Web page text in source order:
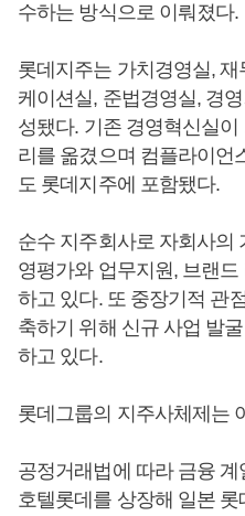
수하는 방식으로 이뤄졌다.
롯데지주는 가치경영실, 재
케이션실, 준법경영실, 경
성됐다. 기존 경영혁신실
리를 옮겼으며 컴플라이언
도 롯데지주에 포함됐다.
순수 지주회사로 자회사의
영평가와 업무지원, 브랜
하고 있다. 또 중장기적 관
축하기 위해 신규 사업 발
하고 있다.
롯데그룹의 지주사체제는
공정거래법에 따라 금융
호텔롯데를 상장해 일본